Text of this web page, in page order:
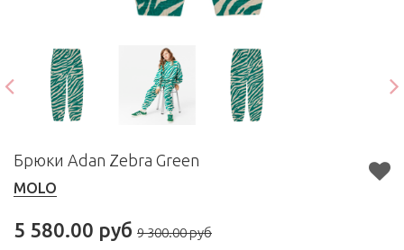
Брюки Adan Zebra Green
MOLO
5 580.00 руб 9 300.00 руб